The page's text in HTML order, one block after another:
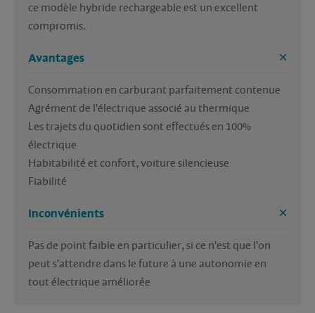
ce modèle hybride rechargeable est un excellent
compromis.
Avantages
Consommation en carburant parfaitement contenue
Agrément de l'électrique associé au thermique
Les trajets du quotidien sont effectués en 100%
électrique
Habitabilité et confort, voiture silencieuse
Fiabilité
Inconvénients
Pas de point faible en particulier, si ce n'est que l'on
peut s'attendre dans le future à une autonomie en
tout électrique améliorée